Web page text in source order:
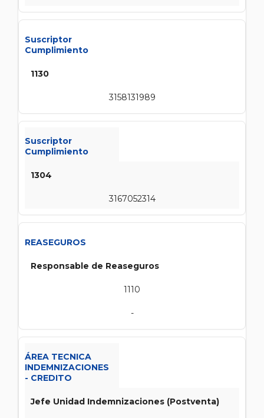
Suscriptor
Cumplimiento
1130
3158131989
Suscriptor
Cumplimiento
1304
3167052314
REASEGUROS
Responsable de Reaseguros
1110
-
ÁREA TECNICA
INDEMNIZACIONES
- CREDITO
Jefe Unidad Indemnizaciones (Postventa)